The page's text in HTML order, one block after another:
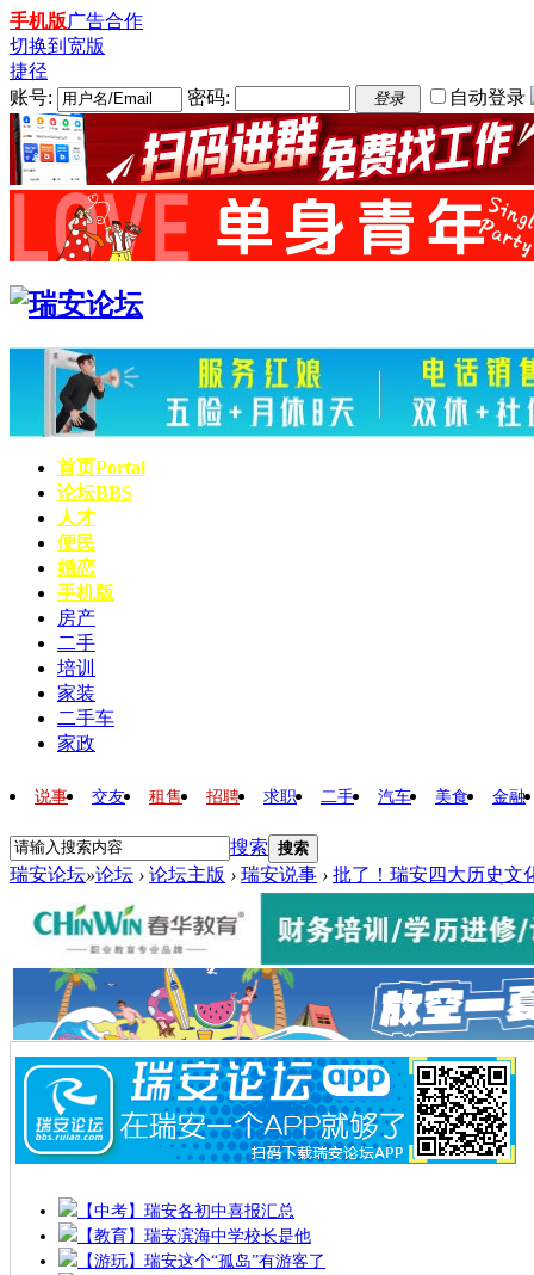
手机版广告合作
切换到宽版
捷径
账号:
密码: 登录 自动登录
首页Portal
论坛BBS
人才
便民
婚恋
手机版
房产
二手
培训
家装
二手车
家政
说事 交友 租售 招聘 求职 二手 汽车 美食 金融
搜索 搜索
瑞安论坛»论坛 › 论坛主版 › 瑞安说事 › 批了！瑞安四大历史文
【中考】瑞安各初中喜报汇总
【教育】瑞安滨海中学校长是他
【游玩】瑞安这个“孤岛”有游客了